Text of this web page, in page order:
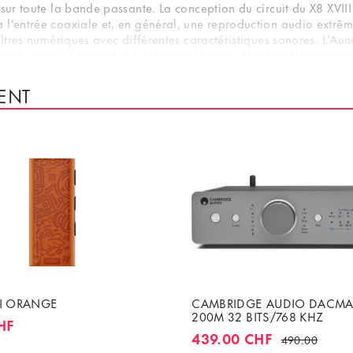
toute la bande passante. La conception du circuit du X8
coaxiale et, en général, une reproduction audio
numériques avec différentes caractéristiques sonores.
ORANGE CAMBRIDGE AUDIO
200M 32 BITS/768 KHZ
439.00 CHF 490.00